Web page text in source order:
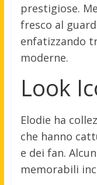
prestigiose.
fresco al
enfatizzando
moderne.
Look
Elodie ha
che hanno
e dei fan.
memorabili